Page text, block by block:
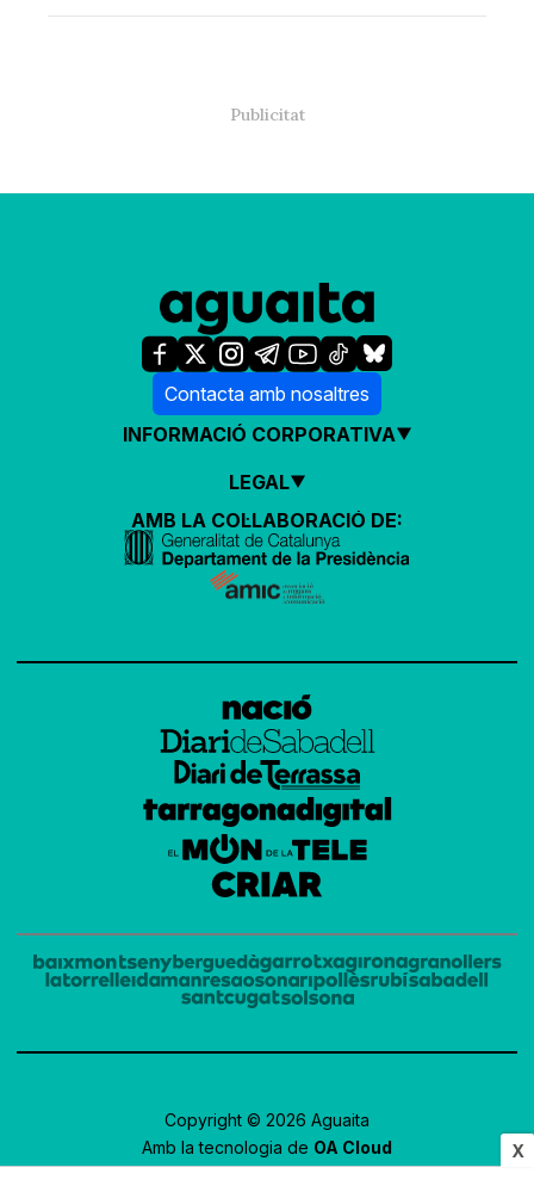
X
Contacta amb nosaltres
INFORMACIÓ CORPORATIVA
LEGAL
AMB LA COL·LABORACIÓ DE:
Copyright © 2026 Aguaita
Amb la tecnologia de OA Cloud